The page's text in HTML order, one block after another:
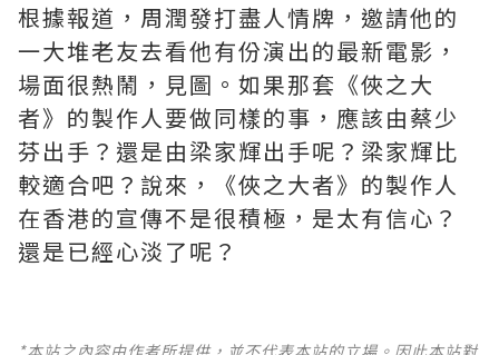
根據報道，周潤發打盡人情牌，邀請他的
一大堆老友去看他有份演出的最新電影，
場面很熱鬧，見圖。如果那套《俠之大
者》的製作人要做同樣的事，應該由蔡少
芬出手？還是由梁家輝出手呢？梁家輝比
較適合吧？說來，《俠之大者》的製作人
在香港的宣傳不是很積極，是太有信心？
還是已經心淡了呢？